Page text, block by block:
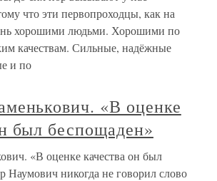
что эти первопроходцы, как на
хорошими людьми. Хорошими по
качествам. Сильные, надёжные
и по
«В оценке
был беспощаден»
«В оценке качества он был
Наумович никогда не говорил слово